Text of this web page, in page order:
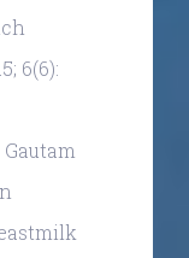
6(6):